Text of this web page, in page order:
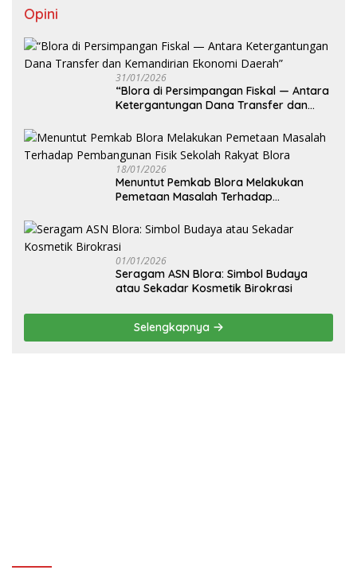
Opini
31/01/2026
‎“Blora di Persimpangan Fiskal — Antara
Ketergantungan Dana Transfer dan
18/01/2026
‎Menuntut Pemkab Blora Melakukan
Pemetaan Masalah Terhadap
Blora
01/01/2026
‎Seragam ASN Blora: Simbol Budaya
atau Sekadar Kosmetik Birokrasi
Selengkapnya